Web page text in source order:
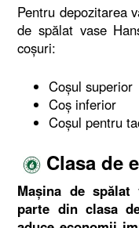
Pentru depozitarea
de spălat vase
coșuri:
Coșul superior
Coș inferior
Coșul pentru
Clasa de
Mașina de spălat
parte din clasa